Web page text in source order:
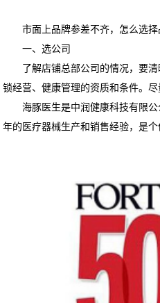
市面上品牌参差不齐，怎么选择
一、选公司
了解店铺总部公司的情况，要
锁经营、健康管理的资质和条件。尽
海豚医生是中润健康科技有限
年的医疗器械生产和销售经验，是个